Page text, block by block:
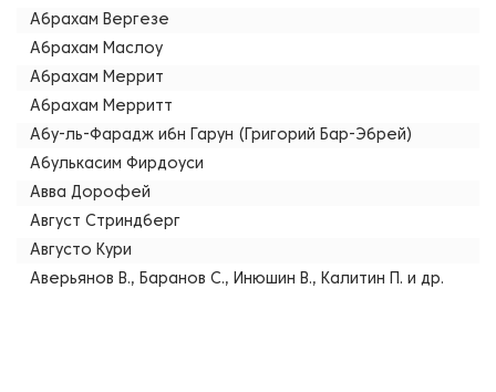
Абрахам Вергезе
Абрахам Маслоу
Абрахам Меррит
Абрахам Мерритт
Абу-ль-Фарадж ибн Гарун (Григорий Бар-Эбрей)
Абулькасим Фирдоуси
Авва Дорофей
Август Стриндберг
Августо Кури
Аверьянов В., Баранов С., Инюшин В., Калитин П. и др.